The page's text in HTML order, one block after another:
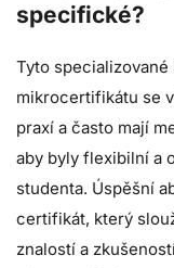
specifické?
Tyto
mikrocertifikátu se
praxí a často mají
aby byly flexibilní a
studenta. Úspěšní
certifikát, který
znalostí a